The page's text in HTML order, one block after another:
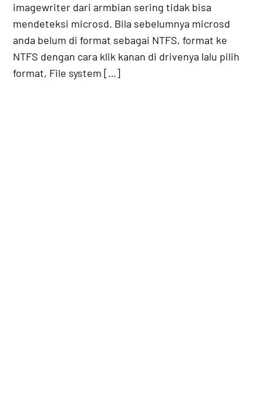
imagewriter dari armbian sering tidak bisa
mendeteksi microsd. Bila sebelumnya microsd
anda belum di format sebagai NTFS, format ke
NTFS dengan cara klik kanan di drivenya lalu pilih
format, File system […]